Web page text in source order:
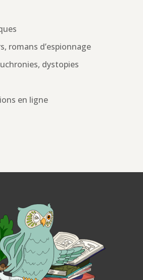
romans d’espionnage
dystopies
en ligne